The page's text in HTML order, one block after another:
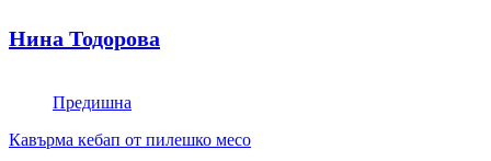
Нина Тодорова
Предишна
Кавърма кебап от пилешко месо